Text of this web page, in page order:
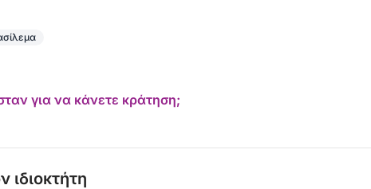
για να κάνετε κράτηση;
ιδιοκτήτη